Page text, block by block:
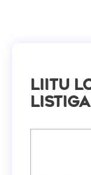
Liitu
listiga